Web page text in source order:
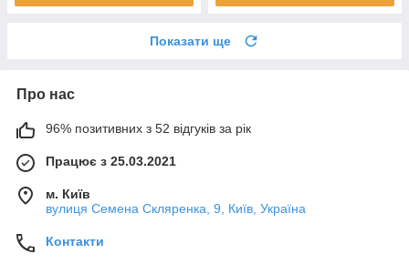
Показати ще
Про нас
96% позитивних з 52 відгуків за рік
Працює з 25.03.2021
м. Київ
вулиця Семена Скляренка, 9, Київ, Україна
Контакти